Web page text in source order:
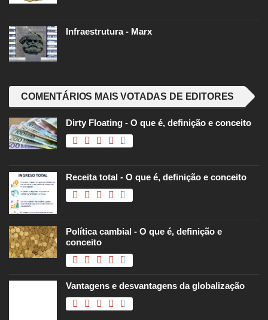
Infraestrutura - Marx
COMENTÁRIOS MAIS VOTADAS DE EDITORES
Dirty Floating - O que é, definição e conceito
Receita total - O que é, definição e conceito
Política cambial - O que é, definição e
conceito
Vantagens e desvantagens da globalização